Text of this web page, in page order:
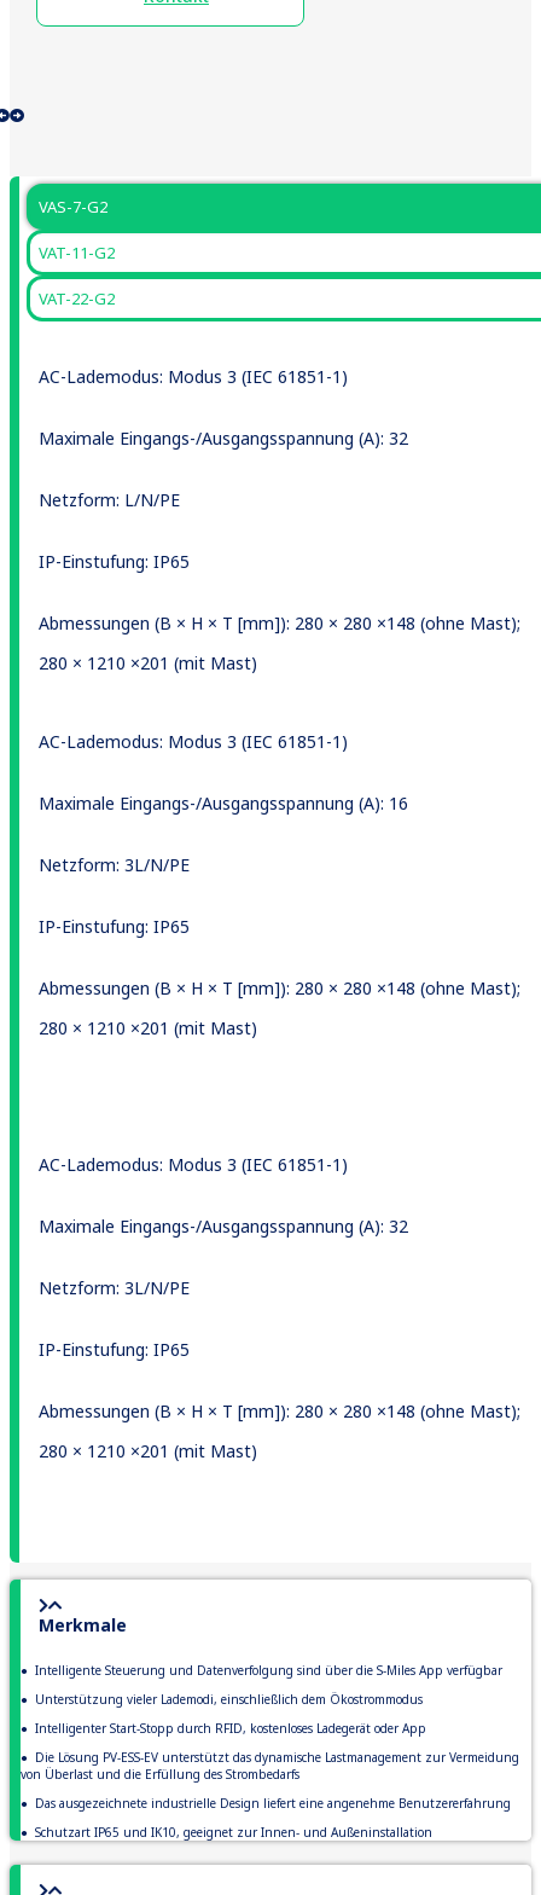
VAS-7-G2
VAT-11-G2
VAT-22-G2
AC-Lademodus: Modus 3 (IEC 61851-1)
Maximale Eingangs-/Ausgangsspannung (A): 32
Netzform: L/N/PE
IP-Einstufung: IP65
Abmessungen (B × H × T [mm]): 280 × 280 ×148 (ohne Mast);
280 × 1210 ×201 (mit Mast)
AC-Lademodus: Modus 3 (IEC 61851-1)
Maximale Eingangs-/Ausgangsspannung (A): 16
Netzform: 3L/N/PE
IP-Einstufung: IP65
Abmessungen (B × H × T [mm]): 280 × 280 ×148 (ohne Mast);
280 × 1210 ×201 (mit Mast)
AC-Lademodus: Modus 3 (IEC 61851-1)
Maximale Eingangs-/Ausgangsspannung (A): 32
Netzform: 3L/N/PE
IP-Einstufung: IP65
Abmessungen (B × H × T [mm]): 280 × 280 ×148 (ohne Mast);
280 × 1210 ×201 (mit Mast)
Merkmale
● Intelligente Steuerung und Datenverfolgung sind über die S-Miles App verfügbar
● Unterstützung vieler Lademodi, einschließlich dem Ökostrommodus
● Intelligenter Start-Stopp durch RFID, kostenloses Ladegerät oder App
● Die Lösung PV-ESS-EV unterstützt das dynamische Lastmanagement zur Vermeidung
von Überlast und die Erfüllung des Strombedarfs
● Das ausgezeichnete industrielle Design liefert eine angenehme Benutzererfahrung
● Schutzart IP65 und IK10, geeignet zur Innen- und Außeninstallation